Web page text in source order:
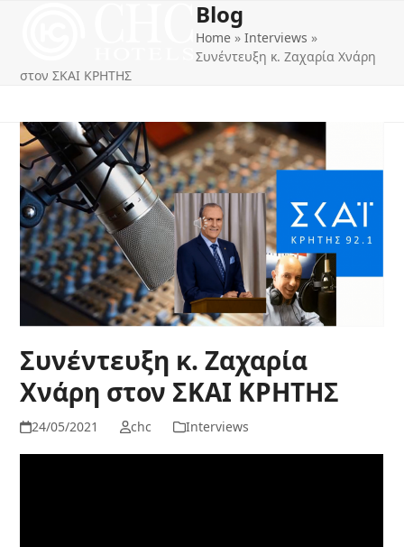
menu
menu
Blog
Home »Interviews »
Συνέντευξη κ. Ζαχαρία Χνάρη
στον ΣΚΑΙ ΚΡΗΤΗΣ
Συνέντευξη κ. Ζαχαρία
Χνάρη στον ΣΚΑΙ ΚΡΗΤΗΣ
24/05/2021 chc Interviews